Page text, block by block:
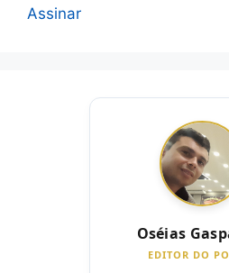
Assinar
Oséias
EDITOR DO